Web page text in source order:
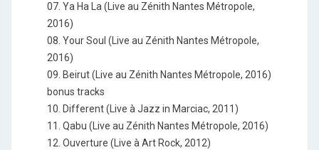
07. Ya Ha La (Live au Zénith Nantes Métropole,
2016)
08. Your Soul (Live au Zénith Nantes Métropole,
2016)
09. Beirut (Live au Zénith Nantes Métropole, 2016)
bonus tracks
10. Different (Live à Jazz in Marciac, 2011)
11. Qabu (Live au Zénith Nantes Métropole, 2016)
12. Ouverture (Live à Art Rock, 2012)